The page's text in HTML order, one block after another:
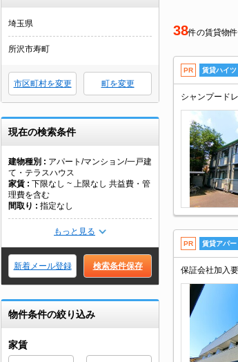
埼玉県
所沢市寿町
市区町村を変更 町を変更
現在の検索条件
建物種別
アパート/マンション/一戸建
て・テラスハウス
家賃
下限なし ~ 上限なし 共益費・管
理費を含む
間取り
指定なし
もっと見る
新着メール登録 検索条件保存
物件条件の絞り込み
家賃
38件の賃貸物
PR 賃貸ハイツ
シャンプード
PR 賃貸アパー